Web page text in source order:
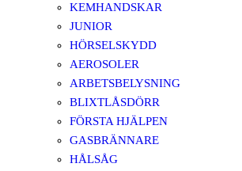
KEMHANDSKAR
JUNIOR
HÖRSELSKYDD
AEROSOLER
ARBETSBELYSNING
BLIXTLÅSDÖRR
FÖRSTA HJÄLPEN
GASBRÄNNARE
HÅLSÅG